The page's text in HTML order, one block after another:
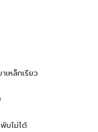
เหล็กเรียว
บไม่ได้